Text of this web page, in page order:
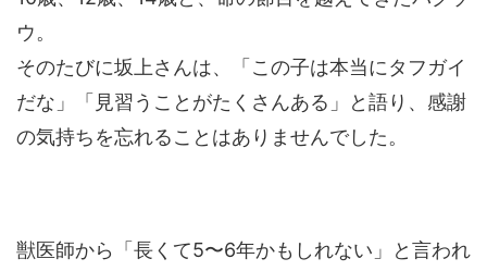
ウ。
そのたびに坂上さんは、「この子は本当にタフガイ
だな」「見習うことがたくさんある」と語り、感謝
の気持ちを忘れることはありませんでした。
獣医師から「長くて5〜6年かもしれない」と言われ